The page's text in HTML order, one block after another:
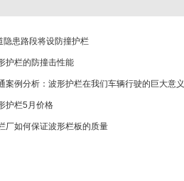
隐患路段将设防撞护栏
护栏的防撞击性能
案例分析：波形护栏在我们车辆行驶的巨大意义
护栏5月价格
厂如何保证波形栏板的质量